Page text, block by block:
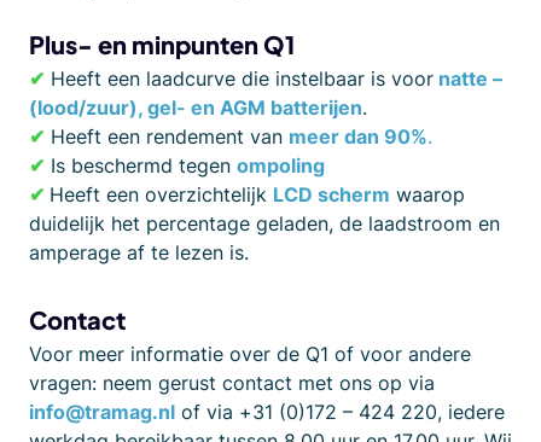
Plus- en minpunten Q1
✔ Heeft een laadcurve die instelbaar is voor natte –
(lood/zuur), gel- en AGM batterijen.
✔ Heeft een rendement van meer dan 90%.
✔ Is beschermd tegen ompoling
✔ Heeft een overzichtelijk LCD scherm waarop
duidelijk het percentage geladen, de laadstroom en
amperage af te lezen is.
Contact
Voor meer informatie over de Q1 of voor andere
vragen: neem gerust contact met ons op via
info@tramag.nl of via +31 (0)172 – 424 220, iedere